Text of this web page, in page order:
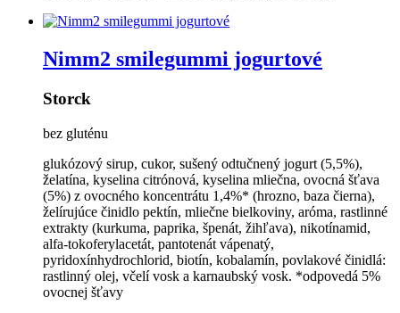
Nimm2 smilegummi jogurtové
Storck
bez gluténu
glukózový sirup, cukor, sušený odtučnený jogurt (5,5%),
želatína, kyselina citrónová, kyselina mliečna, ovocná šťava
(5%) z ovocného koncentrátu 1,4%* (hrozno, baza čierna),
želírujúce činidlo pektín, mliečne bielkoviny, aróma, rastlinné
extrakty (kurkuma, paprika, špenát, žihľava), nikotínamid,
alfa-tokoferylacetát, pantotenát vápenatý,
pyridoxínhydrochlorid, biotín, kobalamín, povlakové činidlá:
rastlinný olej, včelí vosk a karnaubský vosk. *odpovedá 5%
ovocnej šťavy